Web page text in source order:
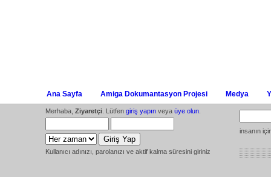
Ana Sayfa Amiga Dokumantasyon Projesi Medya
Merhaba, Ziyaretçi . Lütfen giriş yapın veya üye olun
Kullanıcı adınızı, parolanızı ve aktif kalma süresini giriniz
insanın